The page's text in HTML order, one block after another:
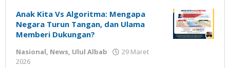
Anak Kita Vs Algoritma: Mengapa
Negara Turun Tangan, dan Ulama
Memberi Dukungan?
Nasional, News, Ulul Albab
29 Maret
2026